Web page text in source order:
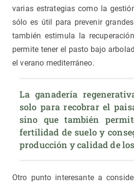
varias estrategias como la
sólo es útil para prevenir
también estimula la
permite tener el pasto bajo
el verano mediterráneo.
La ganadería
solo para recobrar el
sino que también
fertilidad de suelo y
producción y calidad de
Otro punto interesante a